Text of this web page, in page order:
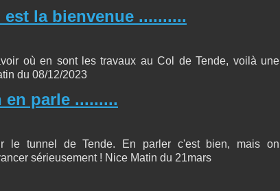
la bienvenue ..........
où en sont les travaux au Col de Tende, voilà une
du 08/12/2023
parle .........
le tunnel de Tende. En parler c'est bien, mais on
sérieusement ! Nice Matin du 21mars